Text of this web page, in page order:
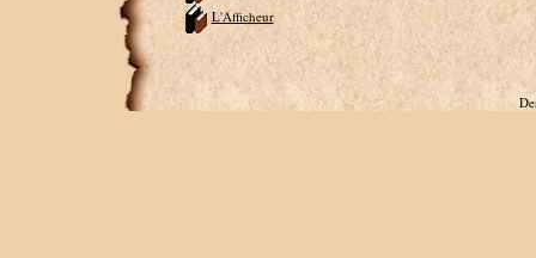
L'Afficheur